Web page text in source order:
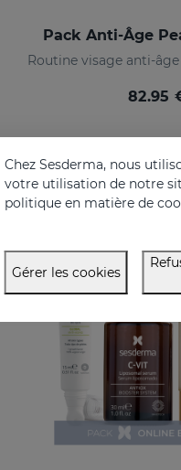
Pack Anti-Âge
82.95
ONLINE EXCLUSIVE
Chez Sesderma, nous
votre utilisation de notre
politique en matière de
Gérer les cookies